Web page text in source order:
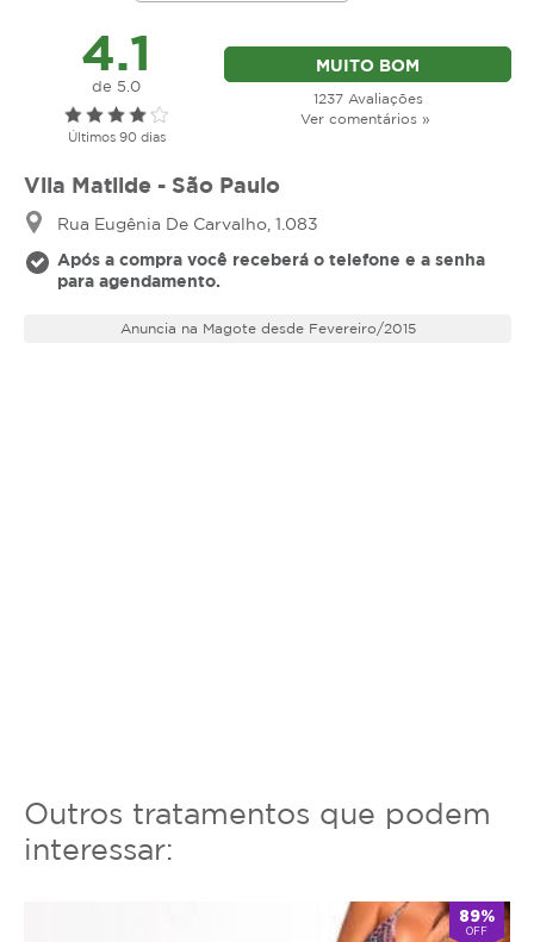
4.1
de 5.0
Últimos 90 dias
MUITO BOM
1237 Avaliações
Ver comentários »
Vila Matilde - São Paulo
Rua Eugênia De Carvalho, 1.083
Após a compra você receberá o telefone e a senha
para agendamento.
Anuncia na Magote desde Fevereiro/2015
Outros tratamentos que podem
interessar:
89%
OFF